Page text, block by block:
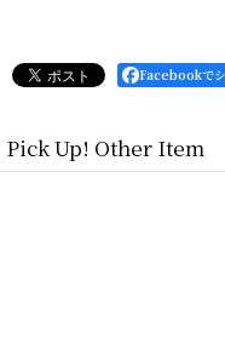
Facebookで
Pick Up! Other Item